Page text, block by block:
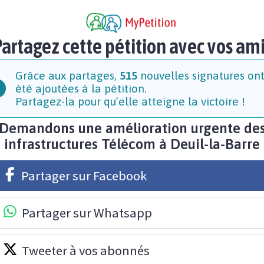
cette pétition avec vos
Grâce aux partages, 515nouvelles signatures ont
été ajoutées à la pétition.
Partagez-la pour qu’elle atteigne la victoire !
une amélioration urgente
infrastructures Télécom à Deuil-la-Barre
Partager sur Facebook
Partager sur Whatsapp
Tweeter à vos abonnés